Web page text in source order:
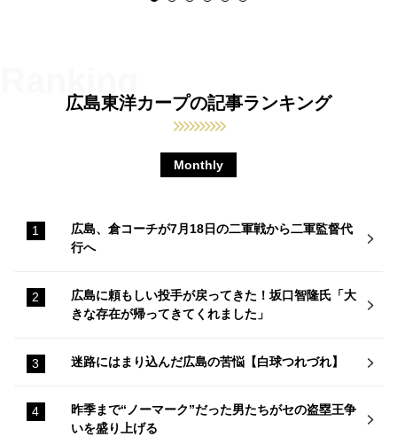
広島東洋カープの記事ランキング
Monthly
広島、倉コーチが7月18日の二軍戦から二軍監督代
行へ
広島に頼もしい投手が戻ってきた！坂口智隆氏「大
きな存在が帰ってきてくれました」
迷路にはまり込んだ広島の苦悩【白球つれづれ】
昨季まで“ノーマーク”だった男たちがセの盗塁王争
いを盛り上げる